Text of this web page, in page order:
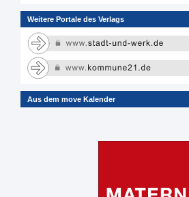
Weitere Portale des Verlags
Aus dem move Kalender